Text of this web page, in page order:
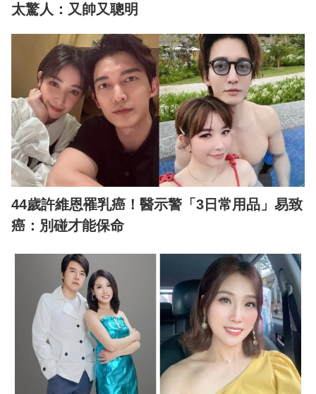
太驚人：又帥又聰明
44歲許維恩罹乳癌！醫示警「3日常用品」易致
癌：別碰才能保命